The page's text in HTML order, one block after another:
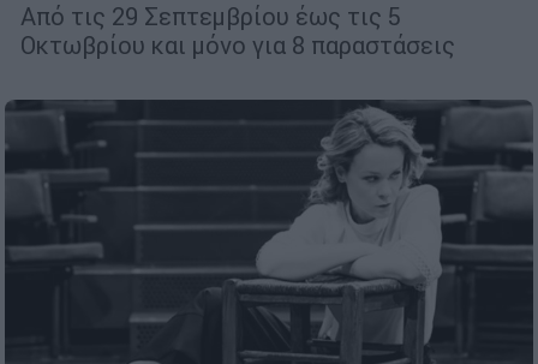
Από τις 29 Σεπτεμβρίου έως τις 5
Οκτωβρίου και μόνο για 8 παραστάσεις